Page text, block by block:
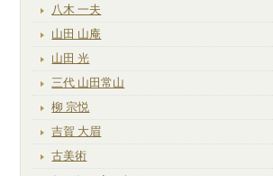
八木 一夫
山田 山庵
山田 光
三代 山田常山
柳 宗悦
吉賀 大眉
古美術